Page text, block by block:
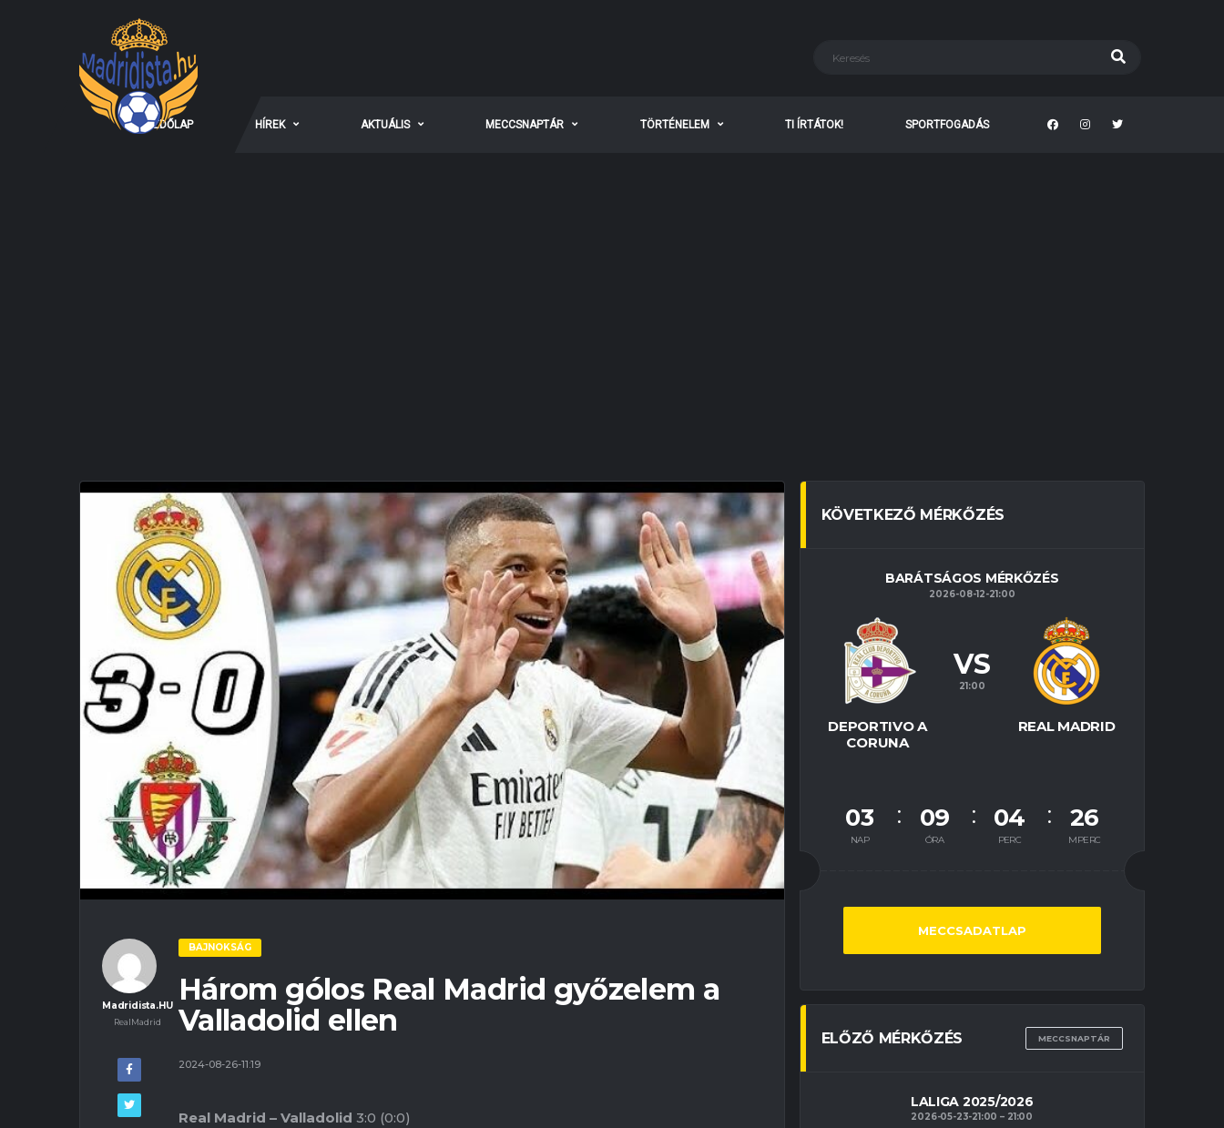
KEZDŐLAP HÍREK AKTUÁLIS MECCSNAPTÁR TÖRTÉNELEM TI ÍRTÁTOK! SPORTFOGADÁS
Madridista.HU
RealMadrid
BAJNOKSÁG
Három gólos Real Madrid győzelem a
Valladolid ellen
2024-08-26-11:19
Real Madrid – Valladolid 3:0 (0:0)
KÖVETKEZŐ MÉRKŐZÉS
BARÁTSÁGOS MÉRKŐZÉS
2026-08-12-21:00
DEPORTIVO A
CORUNA
REAL MADRID
VS
21:00
03
NAP
09
ÓRA
04
PERC
25
MPERC
MECCSADATLAP
ELŐZŐ MÉRKŐZÉS MECCSNAPTÁR
LALIGA 2025/2026
2026-05-23-21:00 21:00